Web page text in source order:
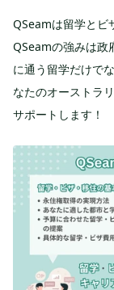
QSeamは留学とビ
QSeamの強みは政
に通う留学だけで
なたのオーストラ
サポートします！